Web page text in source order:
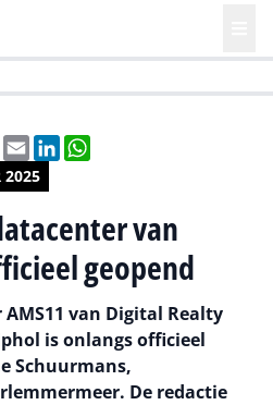
2025
X EmailLinkedIn
van
geopend
van Digital Realty
is onlangs officieel
Schuurmans,
De redactie